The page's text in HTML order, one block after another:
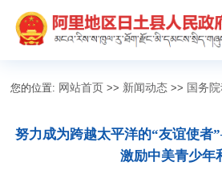
您的位置: 网站首页 >> 新闻动态 >> 国务
努力成为跨越太平洋的“友谊使
激励中美青少年